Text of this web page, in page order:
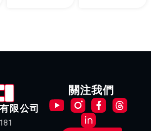
限公司
關注我們